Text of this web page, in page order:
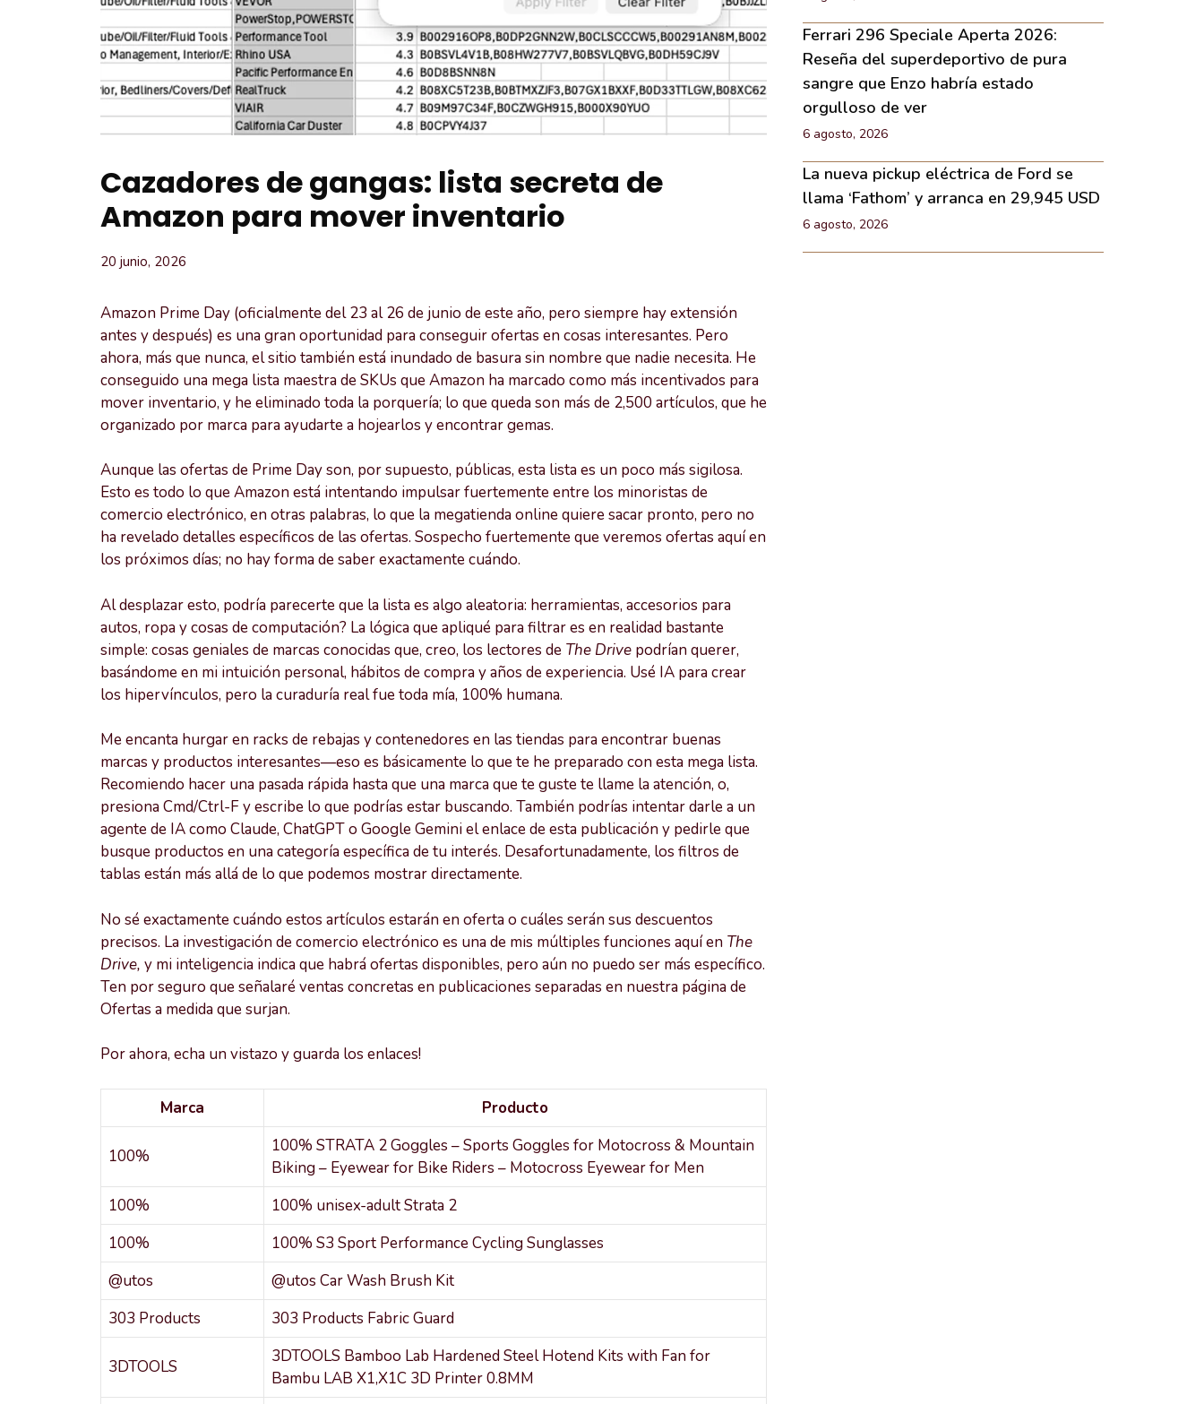
Cazadores de gangas: lista secreta de
Amazon para mover inventario
20 junio, 2026
Amazon Prime Day (oficialmente del 23 al 26 de junio de este año, pero siempre hay extensión
antes y después) es una gran oportunidad para conseguir ofertas en cosas interesantes. Pero
ahora, más que nunca, el sitio también está inundado de basura sin nombre que nadie necesita. He
conseguido una mega lista maestra de SKUs que Amazon ha marcado como más incentivados para
mover inventario, y he eliminado toda la porquería; lo que queda son más de 2,500 artículos, que he
organizado por marca para ayudarte a hojearlos y encontrar gemas.
Aunque las ofertas de Prime Day son, por supuesto, públicas, esta lista es un poco más sigilosa.
Esto es todo lo que Amazon está intentando impulsar fuertemente entre los minoristas de
comercio electrónico, en otras palabras, lo que la megatienda online quiere sacar pronto, pero no
ha revelado detalles específicos de las ofertas. Sospecho fuertemente que veremos ofertas aquí en
los próximos días; no hay forma de saber exactamente cuándo.
Al desplazar esto, podría parecerte que la lista es algo aleatoria: herramientas, accesorios para
autos, ropa y cosas de computación? La lógica que apliqué para filtrar es en realidad bastante
simple: cosas geniales de marcas conocidas que, creo, los lectores de The Drive podrían querer,
basándome en mi intuición personal, hábitos de compra y años de experiencia. Usé IA para crear
los hipervínculos, pero la curaduría real fue toda mía, 100% humana.
Me encanta hurgar en racks de rebajas y contenedores en las tiendas para encontrar buenas
marcas y productos interesantes—eso es básicamente lo que te he preparado con esta mega lista.
Recomiendo hacer una pasada rápida hasta que una marca que te guste te llame la atención, o,
presiona Cmd/Ctrl-F y escribe lo que podrías estar buscando. También podrías intentar darle a un
agente de IA como Claude, ChatGPT o Google Gemini el enlace de esta publicación y pedirle que
busque productos en una categoría específica de tu interés. Desafortunadamente, los filtros de
tablas están más allá de lo que podemos mostrar directamente.
No sé exactamente cuándo estos artículos estarán en oferta o cuáles serán sus descuentos
precisos. La investigación de comercio electrónico es una de mis múltiples funciones aquí en The
Drive, y mi inteligencia indica que habrá ofertas disponibles, pero aún no puedo ser más específico.
Ten por seguro que señalaré ventas concretas en publicaciones separadas en nuestra página de
Ofertas a medida que surjan.
Por ahora, echa un vistazo y guarda los enlaces!
Marca Producto
100%
100% STRATA 2 Goggles – Sports Goggles for Motocross & Mountain
Biking – Eyewear for Bike Riders – Motocross Eyewear for Men
100%
100% unisex-adult Strata 2
100%
100% S3 Sport Performance Cycling Sunglasses
@utos
@utos Car Wash Brush Kit
303 Products
303 Products Fabric Guard
3DTOOLS
3DTOOLS Bamboo Lab Hardened Steel Hotend Kits with Fan for
Bambu LAB X1,X1C 3D Printer 0.8MM
Ferrari 296 Speciale Aperta 2026:
Reseña del superdeportivo de pura
sangre que Enzo habría estado
orgulloso de ver
6 agosto, 2026
La nueva pickup eléctrica de Ford se
llama ‘Fathom’ y arranca en 29,945 USD
6 agosto, 2026